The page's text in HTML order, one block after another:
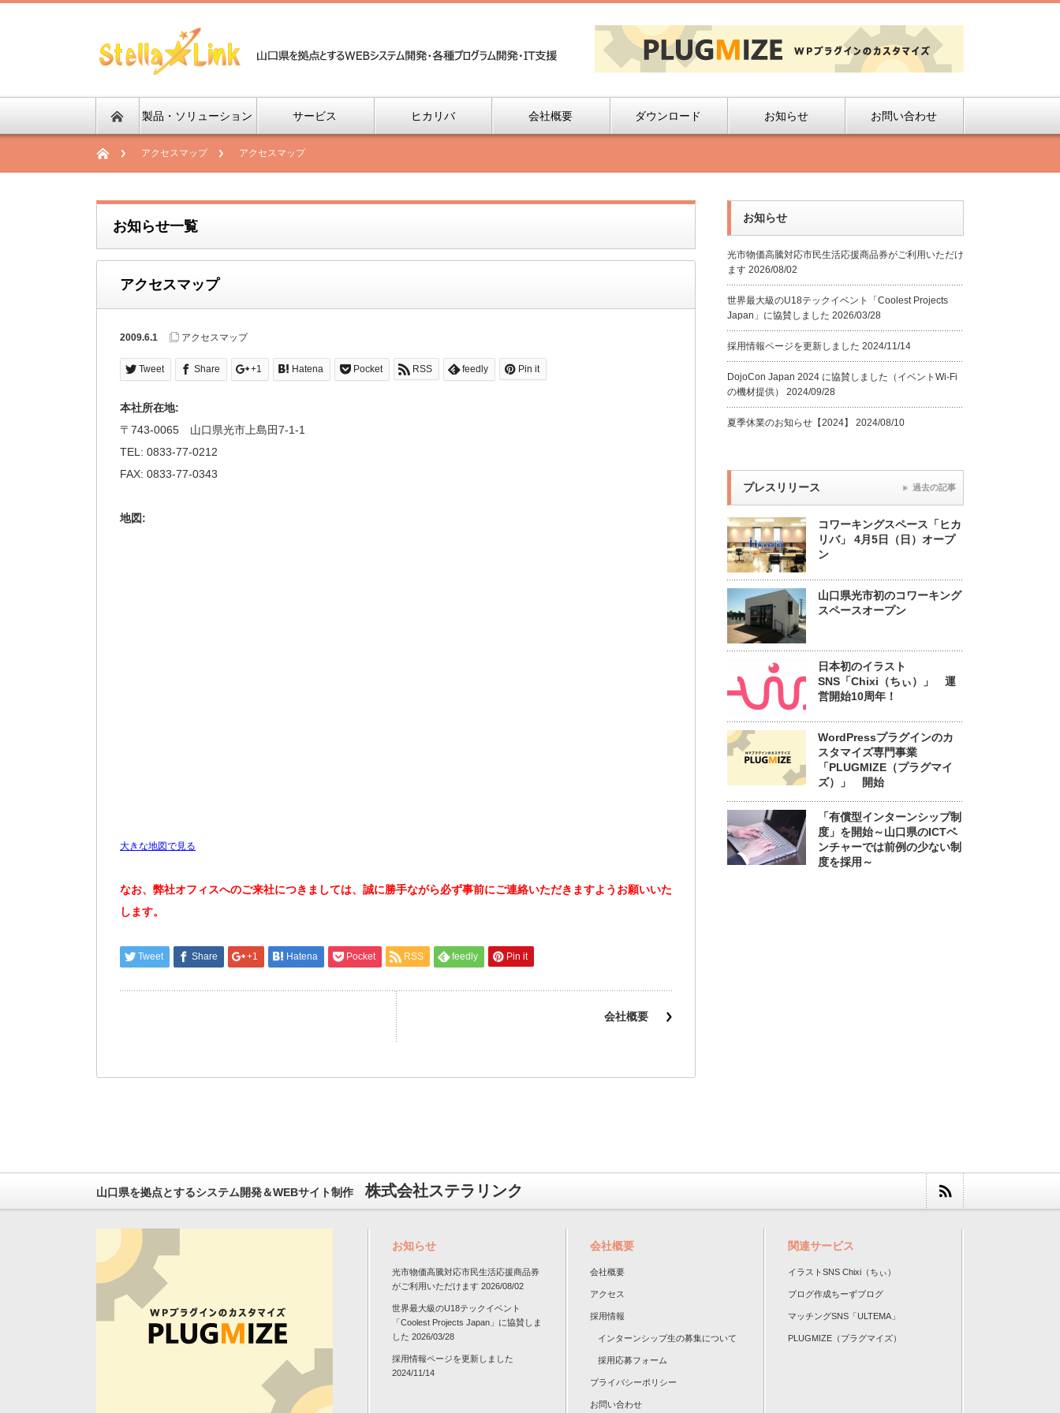
製品・ソリューション サービス ヒカリバ 会社概要 ダウンロード お知らせ お問い合わせ
アクセスマップ アクセスマップ
お知らせ一覧
アクセスマップ
2009.6.1 アクセスマップ
Tweet Share +1 Hatena Pocket RSS feedly Pin it
本社所在地:
〒743-0065 山口県光市上島田7-1-1
TEL: 0833-77-0212
FAX: 0833-77-0343
地図:
大きな地図で見る
なお、弊社オフィスへのご来社につきましては、誠に勝手ながら必ず事前にご連絡いただきますようお願いいた
します。
Tweet Share +1 Hatena Pocket RSS feedly Pin it
会社概要
お知らせ
光市物価高騰対応市民生活応援商品券がご利用いただけ
ます 2026/08/02
世界最大級のU18テックイベント「Coolest Projects
Japan」に協賛しました 2026/03/28
採用情報ページを更新しました 2024/11/14
DojoCon Japan 2024 に協賛しました（イベントWi-Fi
の機材提供）
2024/09/28
夏季休業のお知らせ【2024】 2024/08/10
プレスリリース
コワーキングスペース「ヒカ
リバ」 4月5日（日）オープ
ン
山口県光市初のコワーキング
スペースオープン
日本初のイラスト
SNS「Chixi（ちぃ）」 運
営開始10周年！
WordPressプラグインのカ
スタマイズ専門事業
「PLUGMIZE（プラグマイ
ズ）」 開始
「有償型インターンシップ制
度」を開始～山口県のICTベ
ンチャーでは前例の少ない制
度を採用～
過去の記事
山口県を拠点とするシステム開発＆WEBサイト制作 株式会社ステラリンク
お知らせ
光市物価高騰対応市民生活応援商品券
がご利用いただけます 2026/08/02
世界最大級のU18テックイベント
「Coolest Projects Japan」に協賛しま
した 2026/03/28
採用情報ページを更新しました
2024/11/14
会社概要
会社概要
アクセス
採用情報
インターンシップ生の募集について
採用応募フォーム
プライバシーポリシー
お問い合わせ
関連サービス
イラストSNS Chixi（ちぃ）
ブログ作成ちーずブログ
マッチングSNS「ULTEMA」
PLUGMIZE（プラグマイズ）